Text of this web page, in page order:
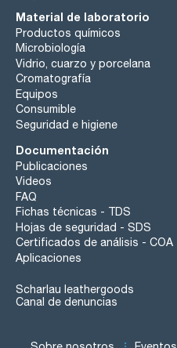
Material de laboratorio
Productos químicos
Microbiología
Vidrio, cuarzo y porcelana
Cromatografía
Equipos
Consumible
Seguridad e higiene
Documentación
Publicaciones
Videos
FAQ
Fichas técnicas - TDS
Hojas de seguridad - SDS
Certificados de análisis - COA
Aplicaciones
Scharlau leathergoods
Canal de denuncias